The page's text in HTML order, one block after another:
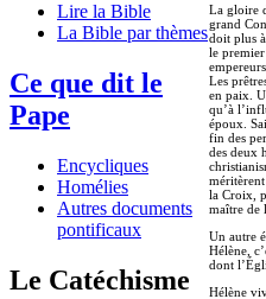
Lire la Bible
La Bible par thèmes
Ce que dit le
Pape
Encycliques
Homélies
Autres documents
pontificaux
Le Catéchisme
La gloire
grand
doit plus
le
Les
en paix.
qu’à
époux.
fin des
des deux
la Croix,
maître de
Un autre
Hélène,
dont
Hélène